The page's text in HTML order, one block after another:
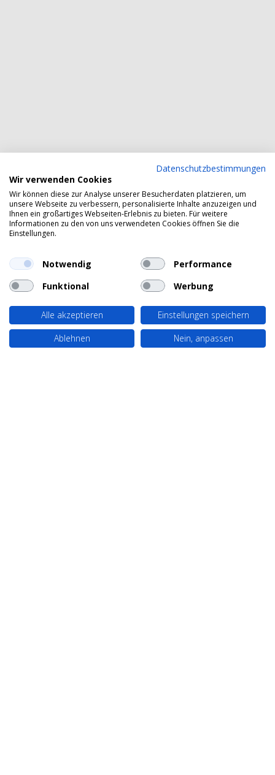
Datenschutzbestimmungen
Wir verwenden Cookies
Wir können diese zur Analyse unserer Besucherdaten platzieren, um
unsere Webseite zu verbessern, personalisierte Inhalte anzuzeigen und
Ihnen ein großartiges Webseiten-Erlebnis zu bieten. Für weitere
Informationen zu den von uns verwendeten Cookies öffnen Sie die
Einstellungen.
Notwendig
Performance
Funktional
Werbung
Alle akzeptieren
Einstellungen speichern
Ablehnen
Nein, anpassen